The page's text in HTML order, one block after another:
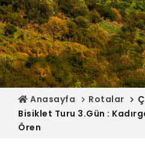
MAĞAZA
Anasayfa Rotalar
Bisiklet Turu 3.Gün :
Ören